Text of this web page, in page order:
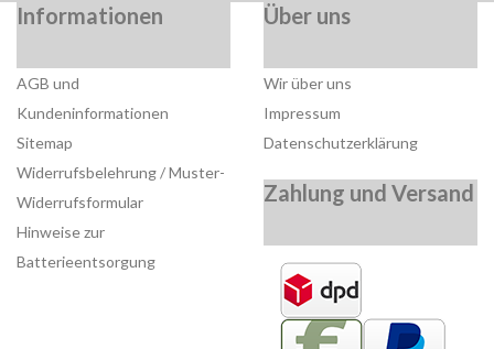
Informationen
AGB und
Kundeninformationen
Sitemap
Widerrufsbelehrung / Muster-
Widerrufsformular
Hinweise zur
Batterieentsorgung
Über uns
Wir über uns
Impressum
Datenschutzerklärung
Zahlung und Versand